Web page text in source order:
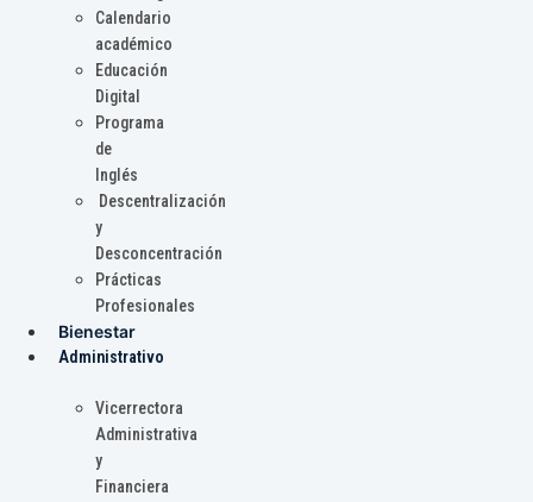
Calendario
académico
Educación
Digital
Programa
de
Inglés
Descentralización
y
Desconcentración
Prácticas
Profesionales
Bienestar
Administrativo
Vicerrectora
Administrativa
y
Financiera